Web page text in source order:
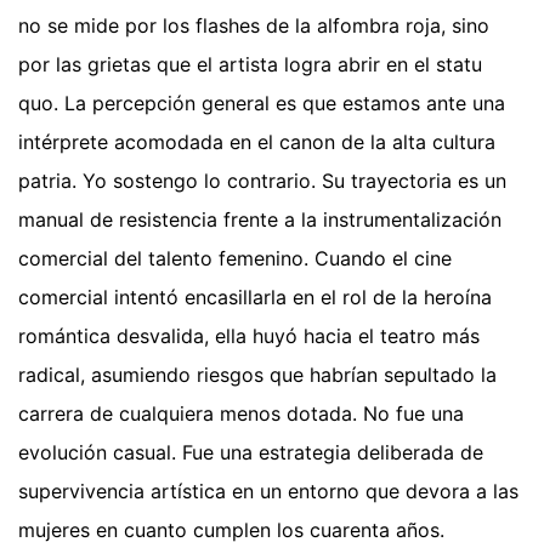
no se mide por los flashes de la alfombra roja, sino
por las grietas que el artista logra abrir en el statu
quo. La percepción general es que estamos ante una
intérprete acomodada en el canon de la alta cultura
patria. Yo sostengo lo contrario. Su trayectoria es un
manual de resistencia frente a la instrumentalización
comercial del talento femenino. Cuando el cine
comercial intentó encasillarla en el rol de la heroína
romántica desvalida, ella huyó hacia el teatro más
radical, asumiendo riesgos que habrían sepultado la
carrera de cualquiera menos dotada. No fue una
evolución casual. Fue una estrategia deliberada de
supervivencia artística en un entorno que devora a las
mujeres en cuanto cumplen los cuarenta años.